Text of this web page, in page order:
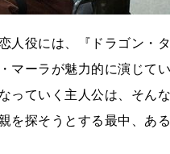
人役には、『ドラゴン・
マーラが魅力的に演じて
っていく主人公は、そん
を探そうとする最中、あ